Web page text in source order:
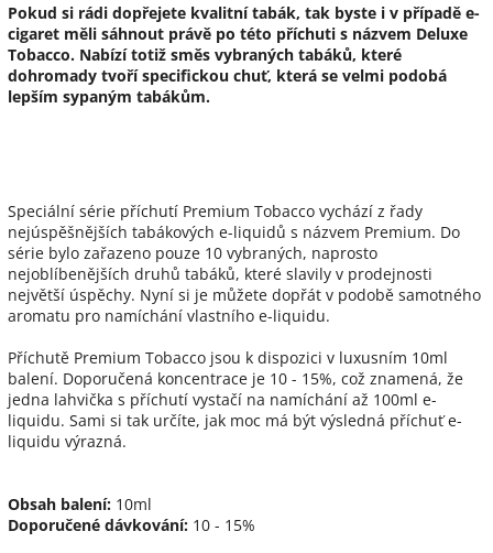
Pokud si rádi dopřejete kvalitní tabák, tak byste i v případě e-
cigaret měli sáhnout právě po této příchuti s názvem Deluxe
Tobacco. Nabízí totiž směs vybraných tabáků, které
dohromady tvoří specifickou chuť, která se velmi podobá
lepším sypaným tabákům.
Speciální série příchutí Premium Tobacco vychází z řady
nejúspěšnějších tabákových e-liquidů s názvem Premium. Do
série bylo zařazeno pouze 10 vybraných, naprosto
nejoblíbenějších druhů tabáků, které slavily v prodejnosti
největší úspěchy. Nyní si je můžete dopřát v podobě samotného
aromatu pro namíchání vlastního e-liquidu.
Příchutě Premium Tobacco jsou k dispozici v luxusním 10ml
balení. Doporučená koncentrace je 10 - 15%, což znamená, že
jedna lahvička s příchutí vystačí na namíchání až 100ml e-
liquidu. Sami si tak určíte, jak moc má být výsledná příchuť e-
liquidu výrazná.
Obsah balení: 10ml
Doporučené dávkování: 10 - 15%